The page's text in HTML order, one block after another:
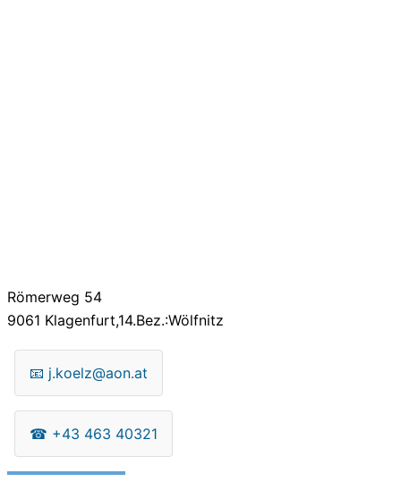
Römerweg 54
9061 Klagenfurt,14.Bez.:Wölfnitz
📧 j.koelz@aon.at
☎ +43 463 40321